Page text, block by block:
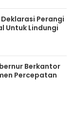
Deklarasi Perangi
Untuk Lindungi
Berkantor
Percepatan